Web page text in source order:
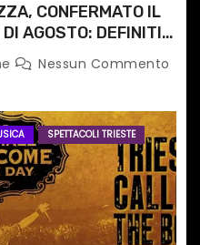
CONFERMATO IL
AGOSTO: DEFINITI
Nessun Commento
SPETTACOLI TRIESTE